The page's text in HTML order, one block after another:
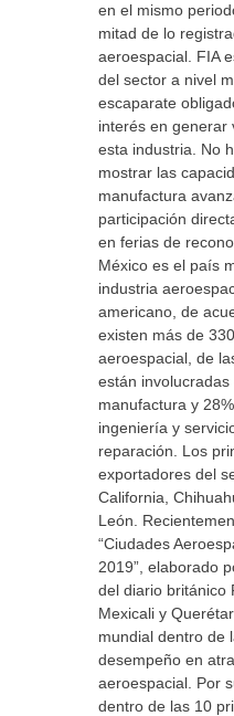
en el mismo
mitad de lo
aeroespacial. FIA
del sector a nivel
escaparate
interés en generar
esta industria. No
mostrar las
manufactura
participación
en ferias de
México es el país
industria
americano, de
existen más de
aeroespacial, de
están
manufactura y
ingeniería y
reparación. Los
exportadores del
California,
León.
“Ciudades
2019”, elaborado
del diario británico
Mexicali y
mundial dentro de
desempeño en
aeroespacial. Por
dentro de las 10